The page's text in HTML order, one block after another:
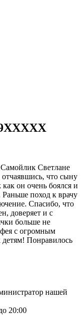
Светлане
что сыну
он очень боялся и
Раньше поход к врачу
Спасибо, что
доверяет и с
больше не
фея с огромным
Понравилось
нашей
20:00